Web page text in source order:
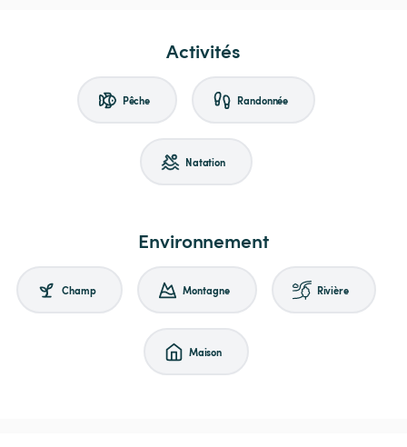
Activités
Pêche Randonnée
Natation
Environnement
Champ Montagne Rivière
Maison